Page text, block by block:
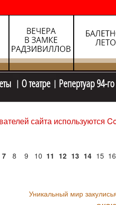
О театре Репертуар 94-
сайта используются
7 8 9 10 11 12 13 14 15 16
Уникальный мир